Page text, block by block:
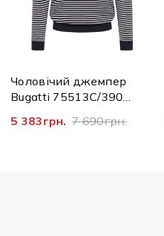
Чоловічий джемпер
Bugatti 75513C/390
5 383грн. 7 690грн.